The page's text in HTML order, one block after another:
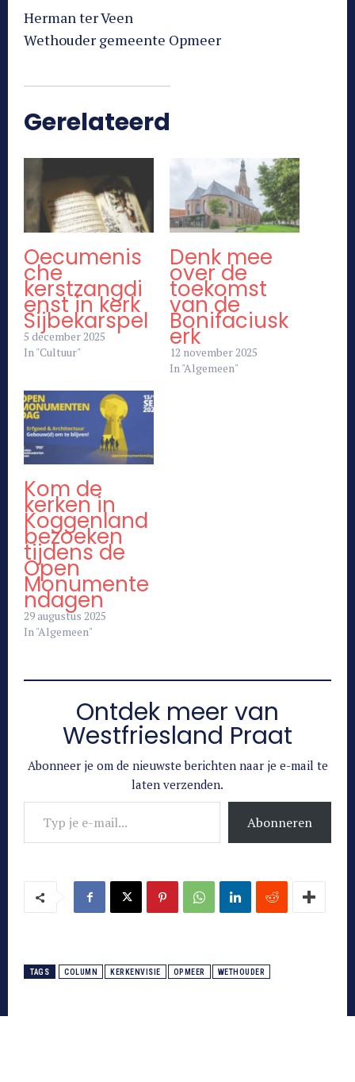
Herman ter Veen
Wethouder gemeente Opmeer
Gerelateerd
Oecumenis
che
kerstzangdi
enst in kerk
Sijbekarspel
5 december 2025
In "Cultuur"
Denk mee
over de
toekomst
van de
Bonifaciusk
erk
12 november 2025
In "Algemeen"
Kom de
kerken in
Koggenland
bezoeken
tijdens de
Open
Monumente
ndagen
29 augustus 2025
In "Algemeen"
Ontdek meer van
Westfriesland Praat
Abonneer je om de nieuwste berichten naar je e-mail te
laten verzenden.
Typ je e-mail...
Abonneren
TAGS COLUMN KERKENVISIE OPMEER WETHOUDER